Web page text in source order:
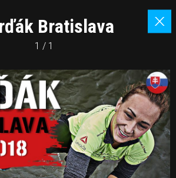
Bratislava
1 / 1